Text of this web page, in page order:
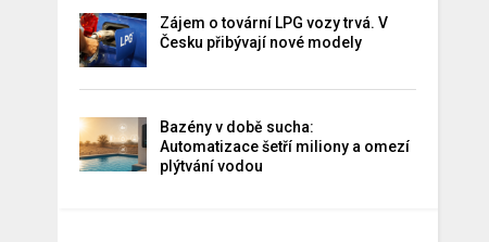
Zájem o tovární LPG vozy trvá. V
Česku přibývají nové modely
Bazény v době sucha:
Automatizace šetří miliony a omezí
plýtvání vodou